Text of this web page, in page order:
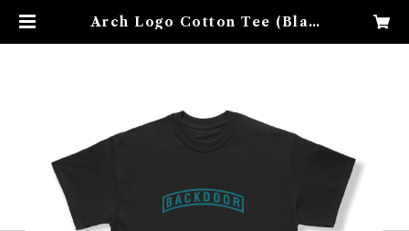
Arch Logo Cotton Tee (Blac